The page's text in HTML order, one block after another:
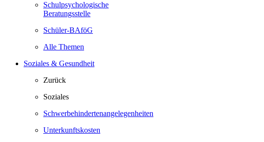
Schulpsychologische
Beratungsstelle
Schüler-BAföG
Alle Themen
Soziales & Gesundheit
Zurück
Soziales
Schwerbehindertenangelegenheiten
Unterkunftskosten